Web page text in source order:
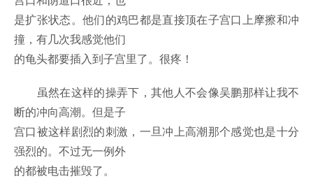
是扩张状态。他们的鸡巴都是直接顶在子宫口上摩擦和冲
撞，有几次我感觉他们
的龟头都要插入到子宫里了。很疼！
虽然在这样的操弄下，其他人不会像吴鹏那样让我不
断的冲向高潮。但是子
宫口被这样剧烈的刺激，一旦冲上高潮那个感觉也是十分
强烈的。不过无一例外
的都被电击摧毁了。